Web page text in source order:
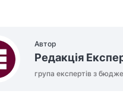
Автор
Редакція
група експертів з